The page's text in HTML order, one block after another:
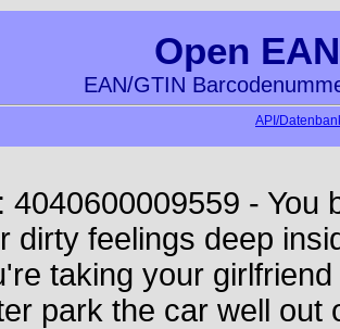
Open
EAN/GTIN
API/
4040600009559 - You
dirty feelings deep
taking your
park the car well out